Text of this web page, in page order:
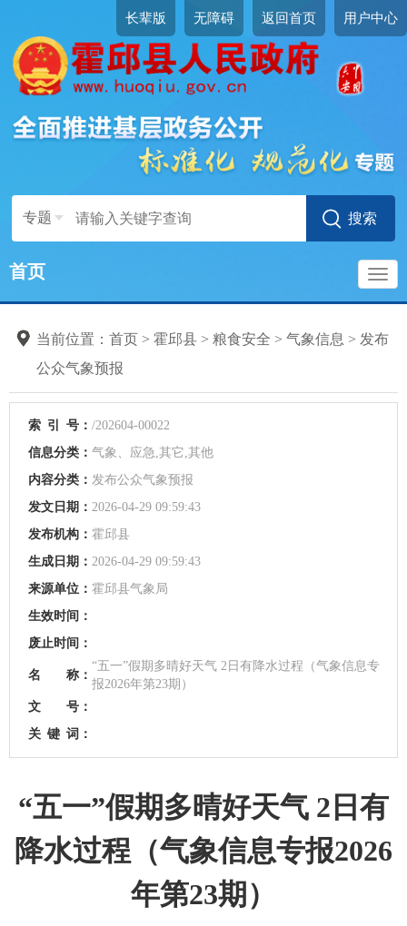
长辈版 无障碍 返回首页 用户中心
专题
首页
当前位置： 首页 > 霍邱县 > 粮食安全 > 气象信息 > 发布
公众气象预报
索 引 号： /202604-00022
信息分类： 气象、应急,其它,其他
内容分类： 发布公众气象预报
发文日期： 2026-04-29 09:59:43
发布机构： 霍邱县
生成日期： 2026-04-29 09:59:43
来源单位： 霍邱县气象局
生效时间：
废止时间：
名 称：
“五一”假期多晴好天气 2日有降水过程（气象信息专
报2026年第23期）
文 号：
关 键 词：
“五一”假期多晴好天气 2日有
降水过程（气象信息专报2026
年第23期）